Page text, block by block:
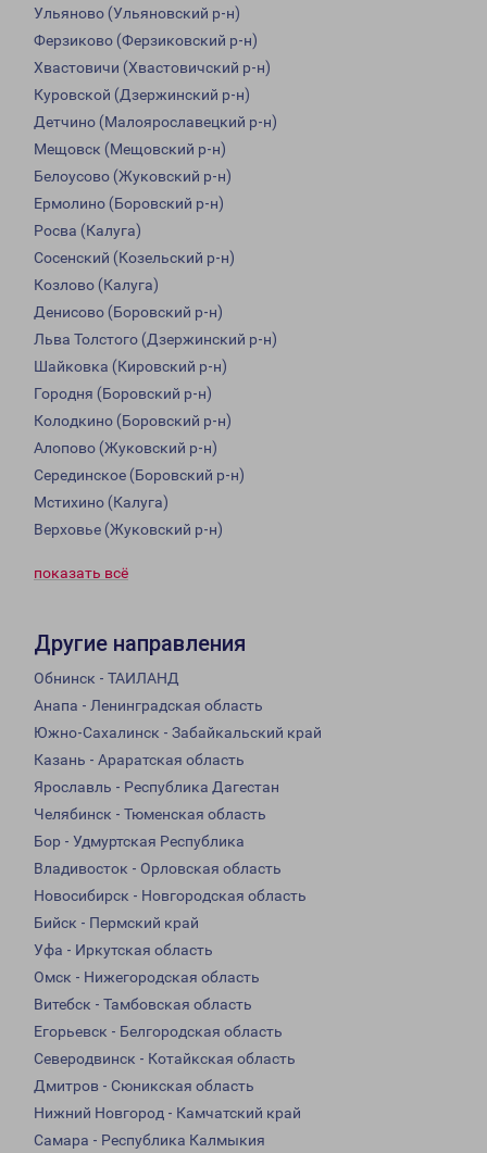
Ульяново (Ульяновский р-н)
Ферзиково (Ферзиковский р-н)
Хвастовичи (Хвастовичский р-н)
Куровской (Дзержинский р-н)
Детчино (Малоярославецкий р-н)
Мещовск (Мещовский р-н)
Белоусово (Жуковский р-н)
Ермолино (Боровский р-н)
Росва (Калуга)
Сосенский (Козельский р-н)
Козлово (Калуга)
Денисово (Боровский р-н)
Льва Толстого (Дзержинский р-н)
Шайковка (Кировский р-н)
Городня (Боровский р-н)
Колодкино (Боровский р-н)
Алопово (Жуковский р-н)
Серединское (Боровский р-н)
Мстихино (Калуга)
Верховье (Жуковский р-н)
показать всё
Другие направления
Обнинск - ТАИЛАНД
Анапа - Ленинградская область
Южно-Сахалинск - Забайкальский край
Казань - Араратская область
Ярославль - Республика Дагестан
Челябинск - Тюменская область
Бор - Удмуртская Республика
Владивосток - Орловская область
Новосибирск - Новгородская область
Бийск - Пермский край
Уфа - Иркутская область
Омск - Нижегородская область
Витебск - Тамбовская область
Егорьевск - Белгородская область
Северодвинск - Котайкская область
Дмитров - Сюникская область
Нижний Новгород - Камчатский край
Самара - Республика Калмыкия